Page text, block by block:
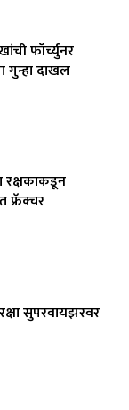
फॉर्च्युनर
गुन्हा दाखल
रक्षकाकडून
फ्रॅक्चर
सुपरवायझरवर